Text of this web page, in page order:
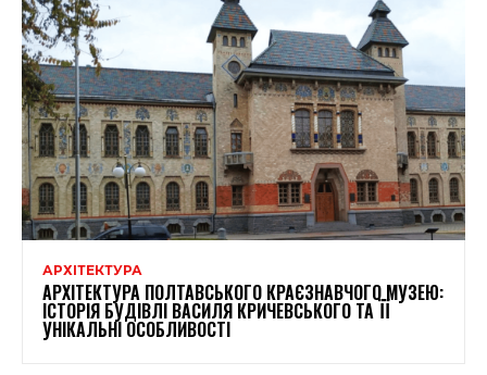
АРХІТЕКТУРА
АРХІТЕКТУРА ПОЛТАВСЬКОГО КРАЄЗНАВЧОГО МУЗЕЮ:
ІСТОРІЯ БУДІВЛІ ВАСИЛЯ КРИЧЕВСЬКОГО ТА ЇЇ
УНІКАЛЬНІ ОСОБЛИВОСТІ